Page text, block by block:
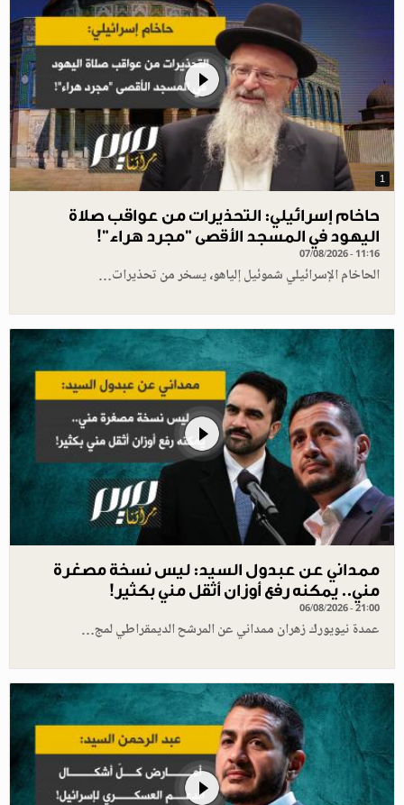
1
حاخام إسرائيلي: التحذيرات من عواقب صلاة
اليهود في المسجد الأقصى "مجرد هراء"!
07/08/2026 - 11:16
الحاخام الإسرائيلي شموئيل إلياهو، يسخر من تحذيرات…
ممداني عن عبدول السيد: ليس نسخة مصغرة
مني.. يمكنه رفع أوزان أثقل مني بكثير!
06/08/2026 - 21:00
عمدة نيويورك زهران ممداني عن المرشح الديمقراطي لمج…